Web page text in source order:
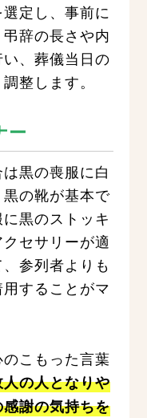
定し、事前に
辞の長さや内
、葬儀当日の
整します。
ー
黒の喪服に白
の靴が基本で
黒のストッキ
セサリーが適
参列者よりも
することがマ
こもった言葉
人の人となりや
謝の気持ちを